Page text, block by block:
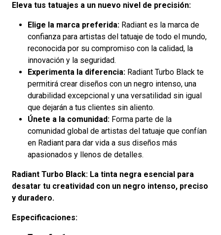
Eleva tus tatuajes a un nuevo nivel de precisión:
Elige la marca preferida: Radiant es la marca de
confianza para artistas del tatuaje de todo el mundo,
reconocida por su compromiso con la calidad, la
innovación y la seguridad.
Experimenta la diferencia: Radiant Turbo Black te
permitirá crear diseños con un negro intenso, una
durabilidad excepcional y una versatilidad sin igual
que dejarán a tus clientes sin aliento.
Únete a la comunidad: Forma parte de la
comunidad global de artistas del tatuaje que confían
en Radiant para dar vida a sus diseños más
apasionados y llenos de detalles.
Radiant Turbo Black: La tinta negra esencial para
desatar tu creatividad con un negro intenso, preciso
y duradero.
Especificaciones: